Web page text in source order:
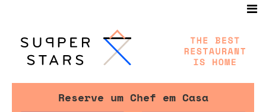
Reserve um Chef em Casa